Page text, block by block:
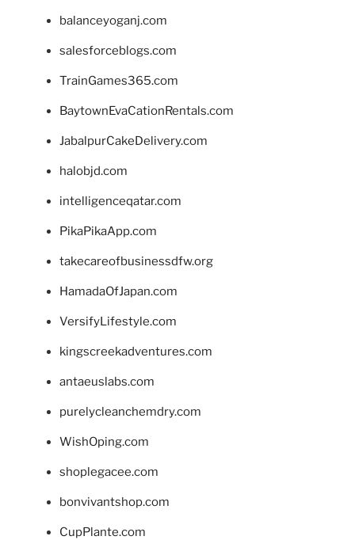
balanceyoganj.com
salesforceblogs.com
TrainGames365.com
BaytownEvaCationRentals.com
JabalpurCakeDelivery.com
halobjd.com
intelligenceqatar.com
PikaPikaApp.com
takecareofbusinessdfw.org
HamadaOfJapan.com
VersifyLifestyle.com
kingscreekadventures.com
antaeuslabs.com
purelycleanchemdry.com
WishOping.com
shoplegacee.com
bonvivantshop.com
CupPlante.com